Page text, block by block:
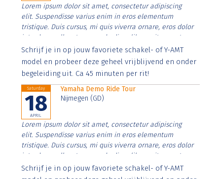
Lorem ipsum dolor sit amet, consectetur adipiscing
elit. Suspendisse varius enim in eros elementum
tristique. Duis cursus, mi quis viverra ornare, eros dolor
interdum nulla, ut commodo diam libero vitae erat.
Aenean faucibus nibh et justo cursus id rutrum lorem
imperdiet. Nunc ut sem vitae risus tristique posuere.
Schrijf je in op jouw favoriete schakel- of Y-AMT
model en probeer deze geheel vrijblijvend en onder
begeleiding uit. Ca 45 minuten per rit!
Saturday
18
APRIL
Yamaha Demo Ride Tour
Nijmegen (GD)
Lorem ipsum dolor sit amet, consectetur adipiscing
elit. Suspendisse varius enim in eros elementum
tristique. Duis cursus, mi quis viverra ornare, eros dolor
interdum nulla, ut commodo diam libero vitae erat.
Aenean faucibus nibh et justo cursus id rutrum lorem
imperdiet. Nunc ut sem vitae risus tristique posuere.
Schrijf je in op jouw favoriete schakel- of Y-AMT